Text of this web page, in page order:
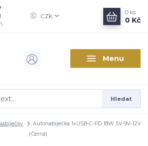
Menu
CZK
Hledat
0 ks
0 Kč
Autonabíječka 1xUSB-C-PD 18W 5V-9V-12V
(Černá)